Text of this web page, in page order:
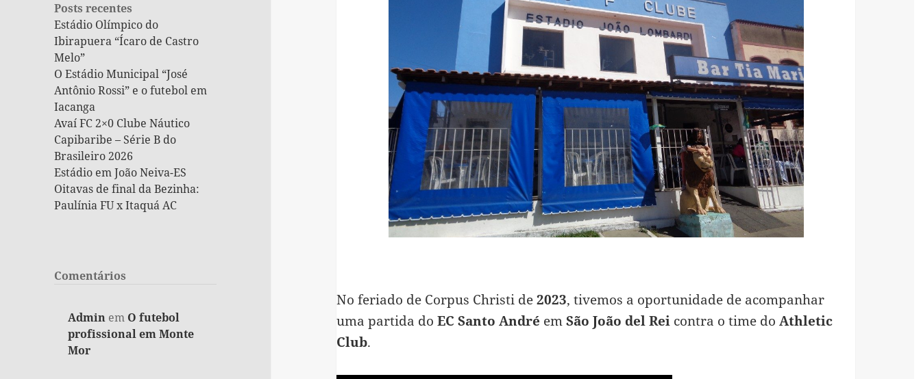
Posts recentes
Estádio Olímpico do
Ibirapuera “Ícaro de Castro
Melo”
O Estádio Municipal “José
Antônio Rossi” e o futebol em
Iacanga
Avaí FC 2×0 Clube Náutico
Capibaribe – Série B do
Brasileiro 2026
Estádio em João Neiva-ES
Oitavas de final da Bezinha:
Paulínia FU x Itaquá AC
Comentários
Admin em O futebol
profissional em Monte
Mor
No feriado de Corpus Christi de2023, tivemos a oportunidade de acompanhar
uma partida do EC Santo André emSão João del Rei contra o time do Athletic
Club.